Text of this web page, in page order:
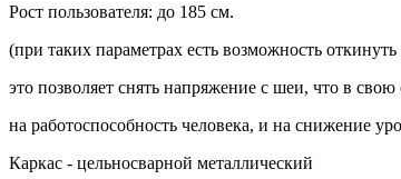
Рост пользователя: до 185 см.
(при таких параметрах есть возможность
это позволяет снять напряжение с шеи, что в
на работоспособность человека, и на снижение
Каркас - цельносварной металлический